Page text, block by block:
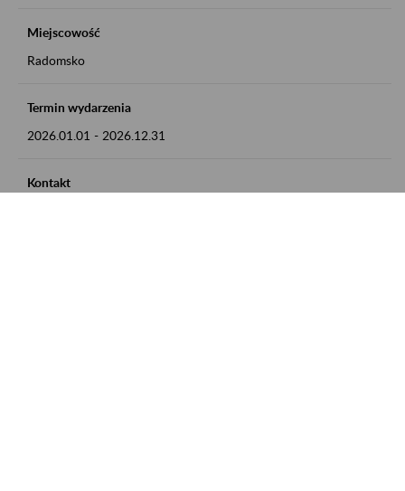
Miejscowość
Radomsko
Termin wydarzenia
2026.01.01 - 2026.12.31
Kontakt